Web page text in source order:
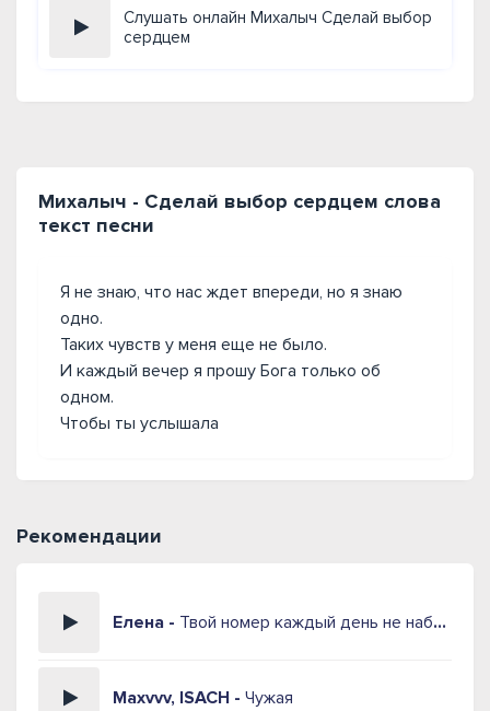
Слушать онлайн Михалыч Сделай выбор
сердцем
Михалыч - Сделай выбор сердцем слова
текст песни
Я не знаю, что нас ждет впереди, но я знаю
одно.
Таких чувств у меня еще не было.
И каждый вечер я прошу Бога только об
одном.
Чтобы ты услышала
Рекомендации
Елена - Твой номер каждый день не набираю
Maxvvv, ISACH - Чужая